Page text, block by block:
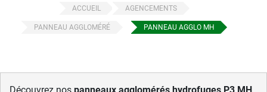
ACCUEIL AGENCEMENTS
PANNEAU AGGLOMÉRÉ PANNEAU AGGLO MH